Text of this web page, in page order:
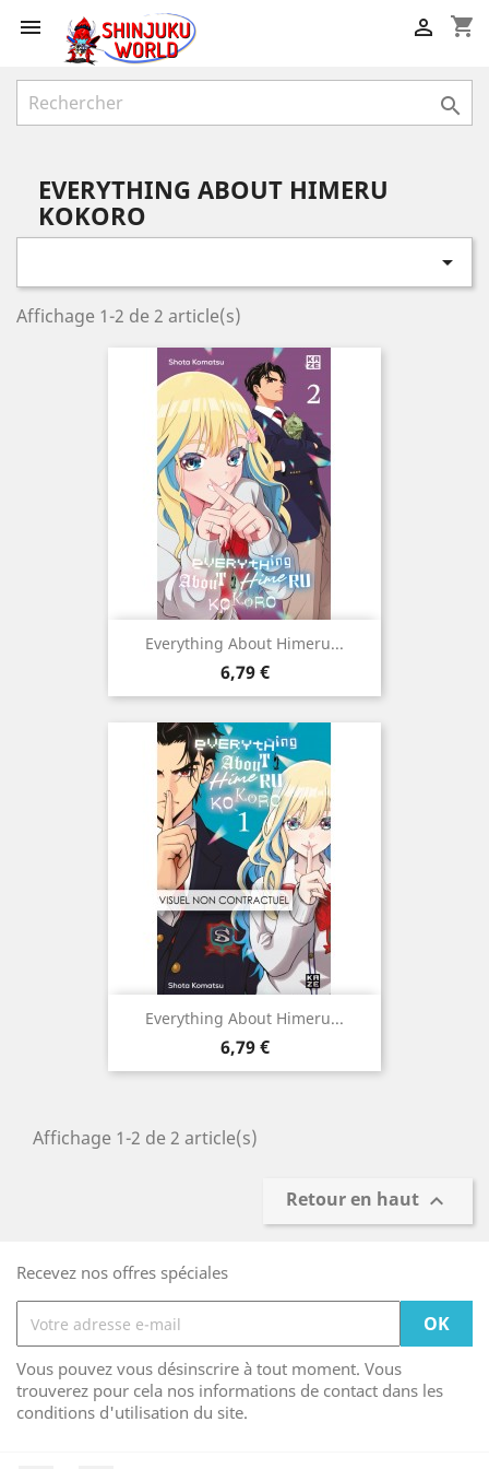
 shopping_cart


EVERYTHING ABOUT HIMERU
KOKORO

Affichage 1-2 de 2 article(s)
Everything About Himeru...
Prix
6,79 €
Everything About Himeru...
Prix
6,79 €
Affichage 1-2 de 2 article(s)
Retour en haut 
Recevez nos offres spéciales
Vous pouvez vous désinscrire à tout moment. Vous
trouverez pour cela nos informations de contact dans les
conditions d'utilisation du site.